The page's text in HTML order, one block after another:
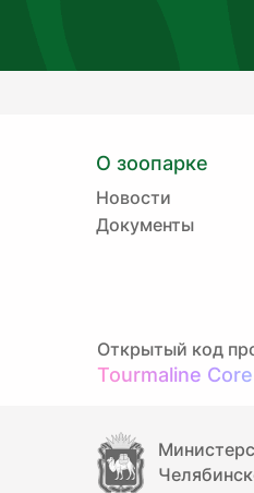
О зоопарке
Новости
Документы
Открытый код
Tourmaline Core